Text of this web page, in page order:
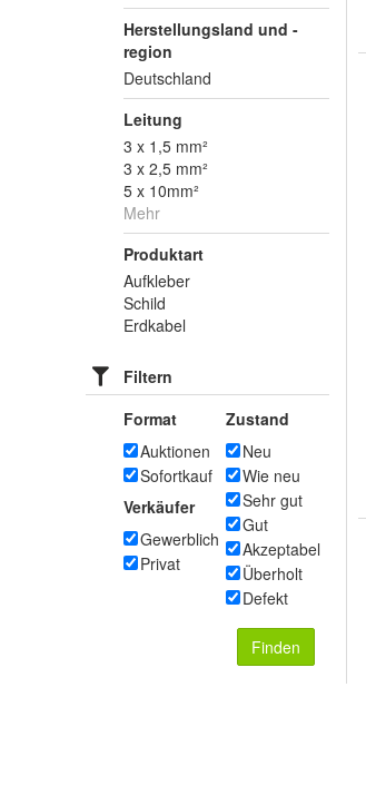
Herstellungsland und -
region
Deutschland
Leitung
3 x 1,5 mm²
3 x 2,5 mm²
5 x 10mm²
Mehr
Produktart
Aufkleber
Schild
Erdkabel
Filtern
Format
Auktionen
Sofortkauf
Verkäufer
Gewerblich
Privat
Zustand
Neu
Wie neu
Sehr gut
Gut
Akzeptabel
Überholt
Defekt
Finden